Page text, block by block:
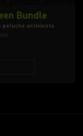
Bundle
peluche antiviento